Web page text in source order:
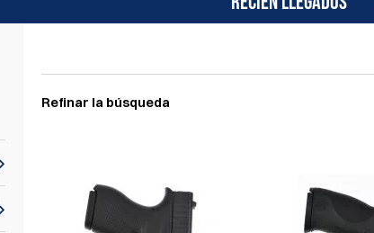
Refinar la búsqueda